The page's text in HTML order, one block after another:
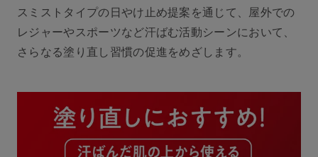
スミストタイプの日やけ止め提案を通じて、屋外での
レジャーやスポーツなど汗ばむ活動シーンにおいて、
さらなる塗り直し習慣の促進をめざします。